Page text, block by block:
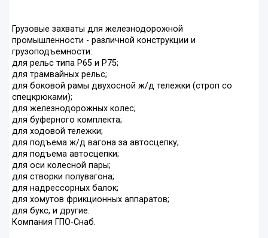
Грузовые захваты для железнодорожной
промышленности - различной конструкции и
грузоподъемности:
для рельс типа Р65 и Р75;
для трамвайных рельс;
для боковой рамы двухосной ж/д тележки (строп со
спецкрюками);
для железнодорожных колес;
для буферного комплекта;
для ходовой тележки;
для подъема ж/д вагона за автосцепку;
для подъема автосцепки;
для оси колесной пары;
для створки полувагона;
для надрессорных балок;
для хомутов фрикционных аппаратов;
для букс, и другие.
Компания ГПО-Снаб.